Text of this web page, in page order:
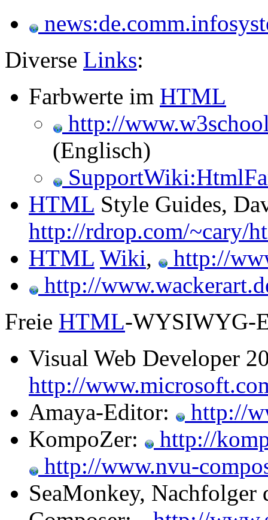
Diverse Links:
Farbwerte im HTML
http://
(Englisch)
HTML Style Guides,
http://rdrop.com/~cary/
HTML Wiki,
http://
http://
Freie HTML-WYSIWYG-
Visual Web Developer
http://
Amaya-Editor:
http://
KompoZer:
http://
http://www.nvu-
SeaMonkey,